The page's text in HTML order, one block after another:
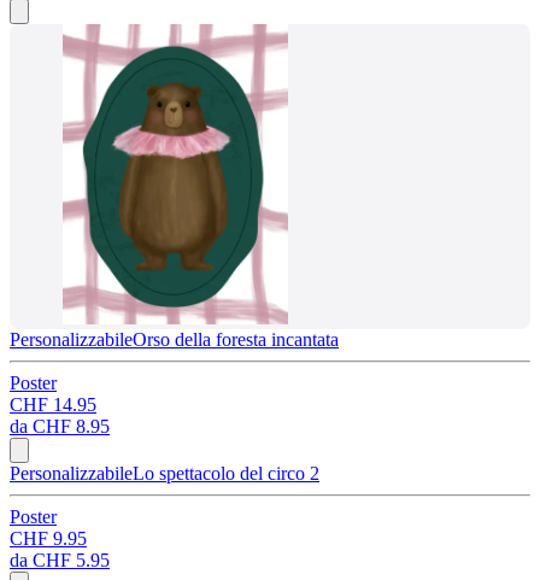
PersonalizzabileOrso della foresta incantata
Poster
CHF 14.95
da CHF 8.95
PersonalizzabileLo spettacolo del circo 2
Poster
CHF 9.95
da CHF 5.95